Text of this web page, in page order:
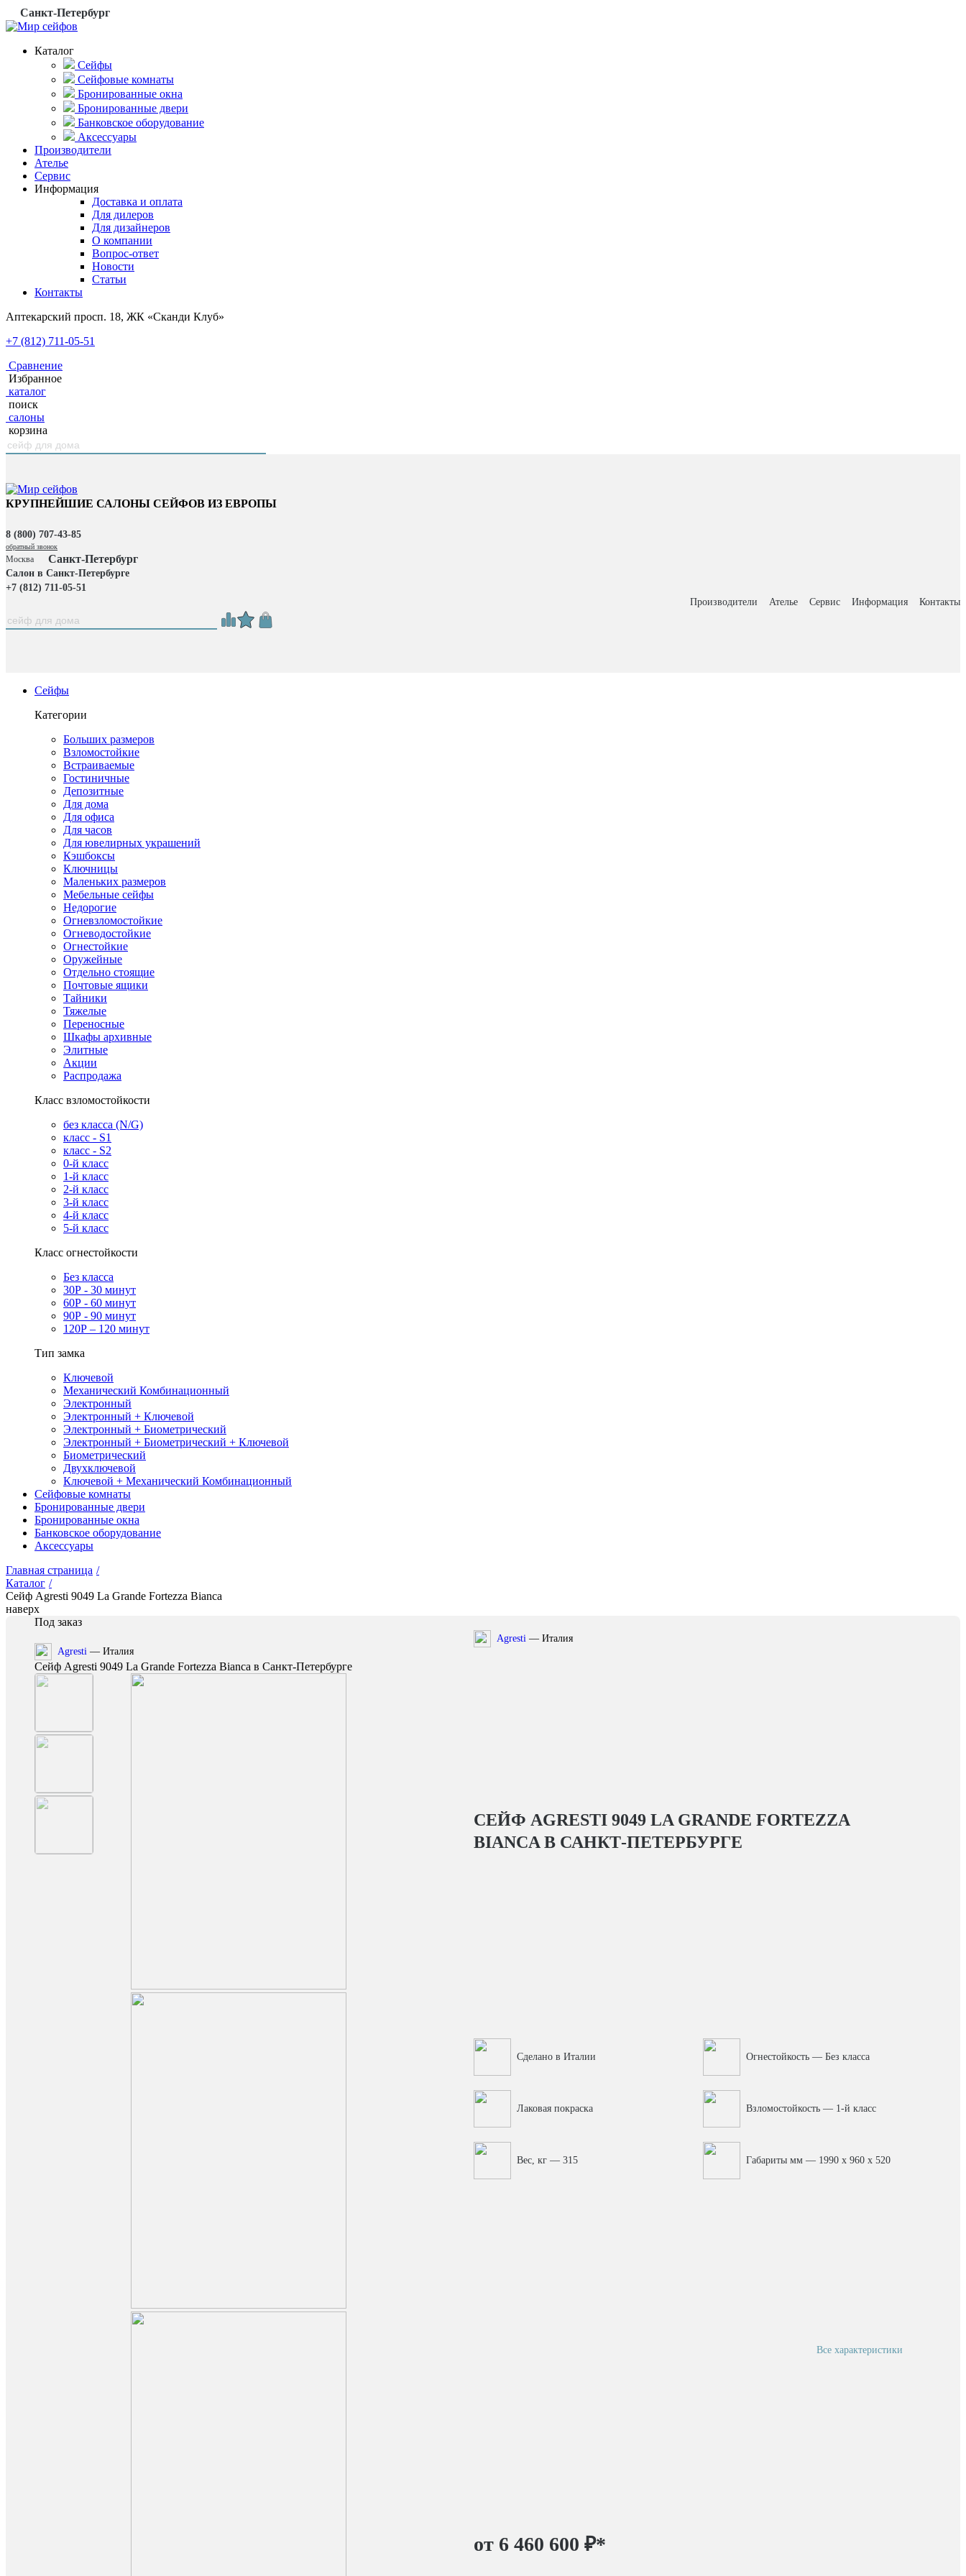
Санкт-Петербург
Каталог
Сейфы
Сейфовые комнаты
Бронированные окна
Бронированные двери
Банковское оборудование
Аксессуары
Производители
Ателье
Сервис
Информация
Доставка и оплата
Для дилеров
Для дизайнеров
О компании
Вопрос-ответ
Новости
Статьи
Контакты
Аптекарский просп. 18, ЖК «Сканди Клуб»
+7 (812) 711-05-51
Сравнение
Избранное
каталог
поиск
салоны
корзина
КРУПНЕЙШИЕ САЛОНЫ СЕЙФОВ ИЗ ЕВРОПЫ
8 (800) 707-43-85
обратный звонок
Москва Санкт-Петербург
Салон в Санкт-Петербурге
+7 (812) 711-05-51
Производители
Ателье Сервис Информация Контакты
Сейфы
Категории
Больших размеров
Взломостойкие
Встраиваемые
Гостиничные
Депозитные
Для дома
Для офиса
Для часов
Для ювелирных украшений
Кэшбоксы
Ключницы
Маленьких размеров
Мебельные сейфы
Недорогие
Огневзломостойкие
Огневодостойкие
Огнестойкие
Оружейные
Отдельно стоящие
Почтовые ящики
Тайники
Тяжелые
Переносные
Шкафы архивные
Элитные
Акции
Распродажа
Класс взломостойкости
без класса (N/G)
класс - S1
класс - S2
0-й класс
1-й класс
2-й класс
3-й класс
4-й класс
5-й класс
Класс огнестойкости
Без класса
30Р - 30 минут
60Р - 60 минут
90Р - 90 минут
120Р – 120 минут
Тип замка
Ключевой
Механический Комбинационный
Электронный
Электронный + Ключевой
Электронный + Биометрический
Электронный + Биометрический + Ключевой
Биометрический
Двухключевой
Ключевой + Механический Комбинационный
Сейфовые комнаты
Бронированные двери
Бронированные окна
Банковское оборудование
Аксессуары
Главная страница /
Каталог /
Сейф Agresti 9049 La Grande Fortezza Bianca
наверх
Под заказ
Agresti — Италия
Сейф Agresti 9049 La Grande Fortezza Bianca в Санкт-Петербурге
Agresti — Италия
СЕЙФ AGRESTI 9049 LA GRANDE FORTEZZA
BIANCAВ САНКТ-ПЕТЕРБУРГЕ
Сделано в Италии Огнестойкость — Без класса
Лаковая покраска Взломостойкость — 1-й класс
Вес, кг — 315 Габариты мм — 1990 x 960 x 520
Все характеристики
от 6 460 600 ₽*